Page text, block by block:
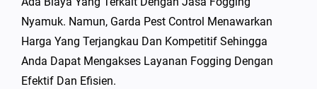
Nyamuk. Namun, Garda Pest Control Menawarkan
Harga Yang Terjangkau Dan Kompetitif Sehingga
Anda Dapat Mengakses Layanan Fogging Dengan
Efektif Dan Efisien.